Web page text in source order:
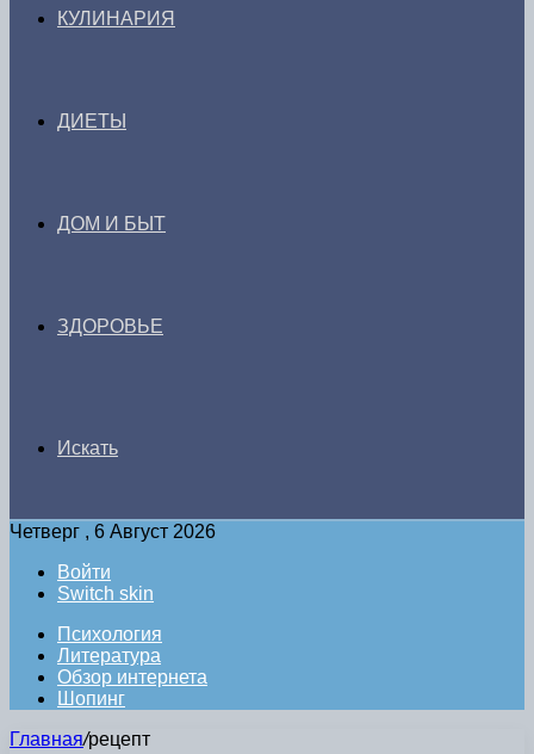
КУЛИНАРИЯ
ДИЕТЫ
ДОМ И БЫТ
ЗДОРОВЬЕ
Искать
Четверг , 6 Август 2026
Войти
Switch skin
Психология
Литература
Обзор интернета
Шопинг
Главная/рецепт